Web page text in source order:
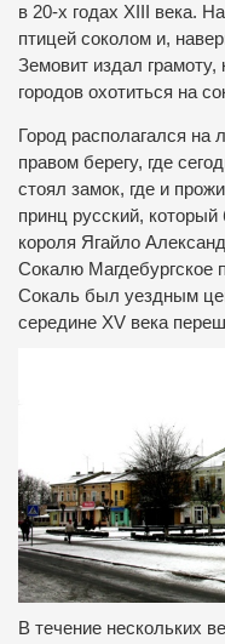
в 20-х годах XIII века.
птицей соколом и,
Земовит издал грамоту,
городов охотиться на
Город располагался на
правом берегу, где
стоял замок, где и
принц русский,
короля Ягайло
Сокалю Магдебургское
Сокаль был уездным
середине XV века
В течение нескольких